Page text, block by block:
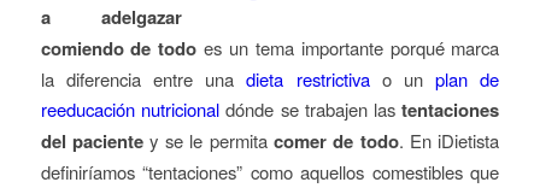
a adelgazar
comiendo de todo es un tema importante porqué marca
la diferencia entre unadieta restrictivao unplan de
reeducación nutricionaldónde se trabajen lastentaciones
del pacientey se le permita comer de todo. En iDietista
definiríamos “tentaciones” como aquellos comestibles que